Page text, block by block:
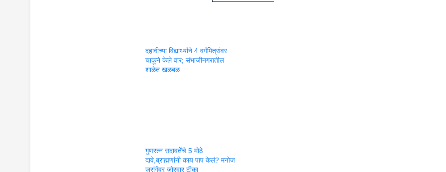
दहावीच्या विद्यार्थ्याने 4 वर्गमित्रांवर
चाकूने केले वार; संभाजीनगरातील
शाळेत खळबळ
गुणरत्न सदावर्तेंचे 5 मोठे
दावे,ब्राह्मणांनी काय पाप केलं? मनोज
जरांगेंवर जोरदार टीका